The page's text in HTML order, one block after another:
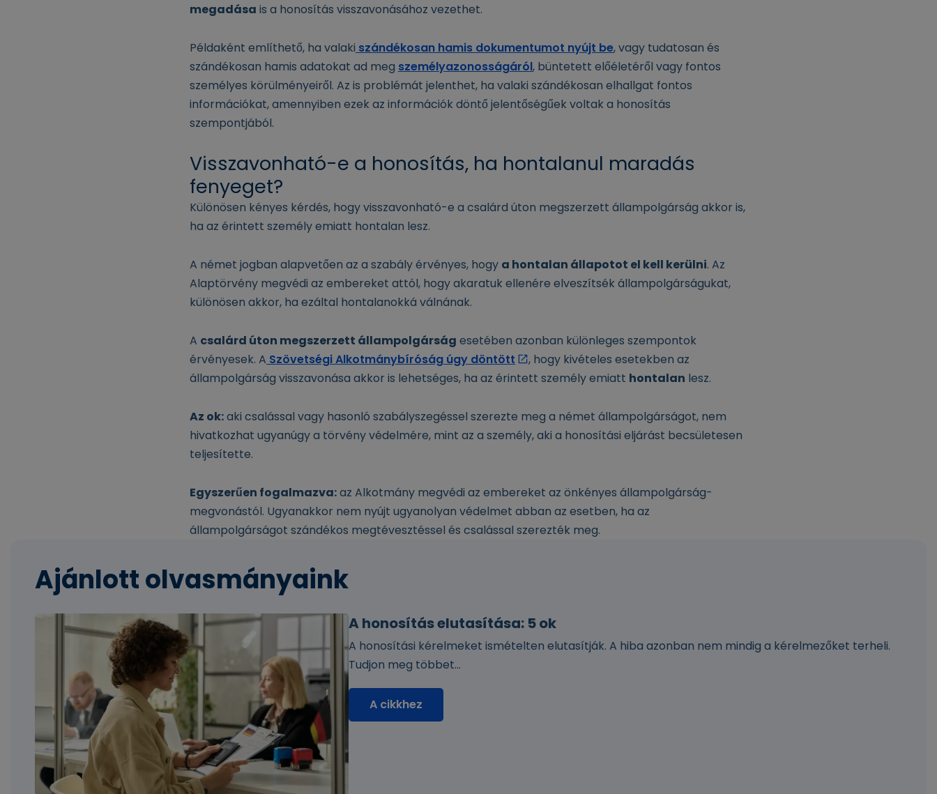
megadása is a honosítás visszavonásához vezethet.
Példaként említhető, ha valaki szándékosan hamis dokumentumot nyújt be, vagy tudatosan és
szándékosan hamis adatokat ad meg személyazonosságáról, büntetett előéletéről vagy fontos
személyes körülményeiről. Az is problémát jelenthet, ha valaki szándékosan elhallgat fontos
információkat, amennyiben ezek az információk döntő jelentőségűek voltak a honosítás
szempontjából.
Visszavonható-e a honosítás, ha hontalanul maradás
fenyeget?
Különösen kényes kérdés, hogy visszavonható-e a csalárd úton megszerzett állampolgárság akkor is,
ha az érintett személy emiatt hontalan lesz.
A német jogban alapvetően az a szabály érvényes, hogy a hontalan állapotot el kell kerülni. Az
Alaptörvény megvédi az embereket attól, hogy akaratuk ellenére elveszítsék állampolgárságukat,
különösen akkor, ha ezáltal hontalanokká válnának.
A csalárd úton megszerzett állampolgárság esetében azonban különleges szempontok
érvényesek. A Szövetségi Alkotmánybíróság úgy döntött
, hogy kivételes esetekben az
állampolgárság visszavonása akkor is lehetséges, ha az érintett személy emiatt hontalan lesz.
Az ok:aki csalással vagy hasonló szabályszegéssel szerezte meg a német állampolgárságot, nem
hivatkozhat ugyanúgy a törvény védelmére, mint az a személy, aki a honosítási eljárást becsületesen
teljesítette.
Egyszerűen fogalmazva:az Alkotmány megvédi az embereket az önkényes állampolgárság-
megvonástól. Ugyanakkor nem nyújt ugyanolyan védelmet abban az esetben, ha az
állampolgárságot szándékos megtévesztéssel és csalással szerezték meg.
Ajánlott olvasmányaink
A honosítás elutasítása: 5 ok
A honosítási kérelmeket ismételten elutasítják. A hiba azonban nem mindig a kérelmezőket terheli.
Tudjon meg többet...
A cikkhez